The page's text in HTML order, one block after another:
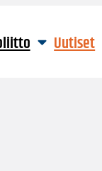
Uutiset